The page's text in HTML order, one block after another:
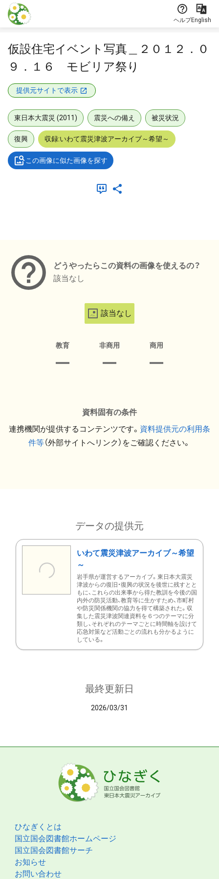
本文に飛ぶ
ヘルプEnglish
仮設住宅イベント写真＿２０１２．０
９．１６ モビリア祭り
提供元サイトで表示
東日本大震災 (2011) 震災への備え 被災状況
復興 収録:いわて震災津波アーカイブ～希望～
この画像に似た画像を探す
どうやったらこの資料の画像を使えるの？
該当なし
該当なし
教育 非商用 商用
資料固有の条件
連携機関が提供するコンテンツです。 資料提供元の利用条
件等（外部サイトへリンク）をご確認ください。
データの提供元
いわて震災津波アーカイブ～希望
～
岩手県が運営するアーカイブ。東日本大震災
津波からの復旧・復興の状況を後世に残すとと
もに、これらの出来事から得た教訓を今後の国
内外の防災活動、教育等に生かすため、市町村
や防災関係機関の協力を得て構築された。収
集した震災津波関連資料を６つのテーマに分
類し、それぞれのテーマごとに時間軸を設けて
応急対策など活動ごとの流れも分かるように
している。
最終更新日
2026/03/31
ひなぎくとは
国立国会図書館ホームページ
国立国会図書館サーチ
お知らせ
お問い合わせ